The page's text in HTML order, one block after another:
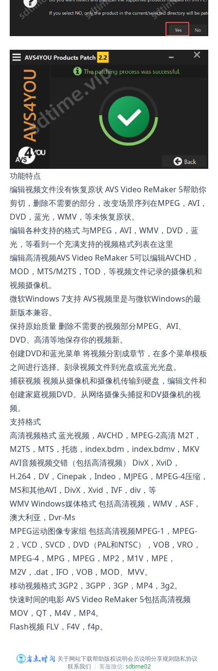
功能特点
编辑视频文件没有恢复原状 AVS Video ReMaker 5帮助你
剪切，删除不需要的部分，改变场景序列在MPEG，AVI，
DVD，蓝光，WMV，等未恢复原状。
编辑各种支持的格式 与MPEG，AVI，WMV，DVD，蓝
光，等看到一个充满支持的视频格式列表在这里
编辑高清视频AVS Video ReMaker 5可以编辑AVCHD，
MOD，MTS/M2TS，TOD，等视频文件记录的摄像机和
视频摄像机。
微软Windows 7支持 AVS视频里是与微软Windows的最
新版本兼容。
保持原始质量 删除不需要的视频部分MPEG、AVI、
DVD、高清等地保存你的视频新。
创建DVD和蓝光菜单 将视频分割成章节，在多个菜单模板
之间进行选择。刻录视频文件到光盘或蓝光光盘。
捕获视频 视频从摄像机和摄像机传输到硬盘，编辑文件和
创建家庭视频DVD。从网络摄像头捕捉和DV摄像机的视
频。
支持格式
高清视频格式 蓝光视频，AVCHD，MPEG-2高清 M2T，
M2TS，MTS，托德，index.bdm，index.bdmv，MKV
AVI音频视频交错（包括高清视频） DivX，XviD，
H.264，DV，Cinepak，Indeo，MJPEG，MPEG-4压缩，
MS和其他AVI，DivX，Xvid，IVF，div，等
WMV Windows媒体格式 包括高清视频，WMV，ASF，
澳大利亚，Dvr-Ms
MPEG运动图像专家组 包括高清视频MPEG-1，MPEG-
2，VCD，SVCD，DVD（PAL和NTSC），VOB，VRO，
MPEG-4，MPG，MPEG，MP2，M1V，MPE，
M2V，.dat，IFO，VOB，MOD、MVV。
移动视频格式 3GP2，3GPP，3GP，MP4，3g2。
快速时间的电影 AVS Video ReMaker 5包括高清视频
MOV，QT，M4V，MP4。
Flash视频 FLV，F4V，f4p。
关于网站下载帮助版权说明会员说明分享规则隐私协议
联系我们
客服微信:sdtime02